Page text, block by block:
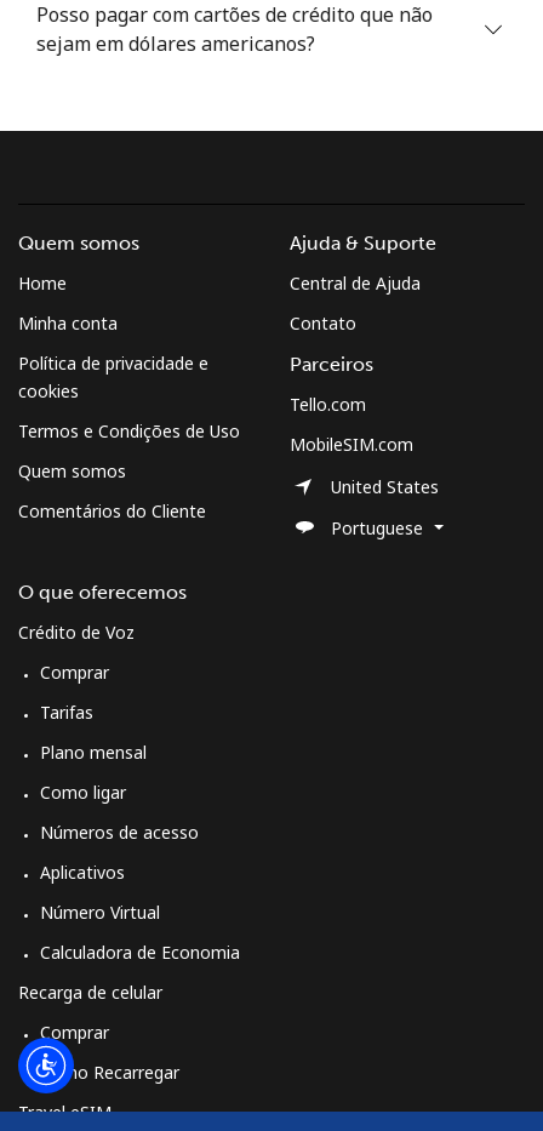
Ao abrir uma conta neste site, eu concordo com os
Termos
e condições.
Entre
Olá!
Esqueceu sua senha? →
Posso pagar com cartões de crédito que não
sejam em dólares americanos?
Quem somos
Home
Minha conta
Política de privacidade e
cookies
Termos e Condições de Uso
Quem somos
Comentários do Cliente
O que oferecemos
Crédito de Voz
Comprar
Tarifas
Plano mensal
Como ligar
Números de acesso
Aplicativos
Número Virtual
Calculadora de Economia
Recarga de celular
Comprar
Como Recarregar
Travel eSIM
Ajuda & Suporte
Central de Ajuda
Contato
Parceiros
Tello.com
MobileSIM.com
United States
Portuguese